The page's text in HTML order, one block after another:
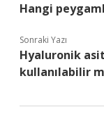
Hangi
Sonraki Yazı
Hyaluronik
kullanılabilir